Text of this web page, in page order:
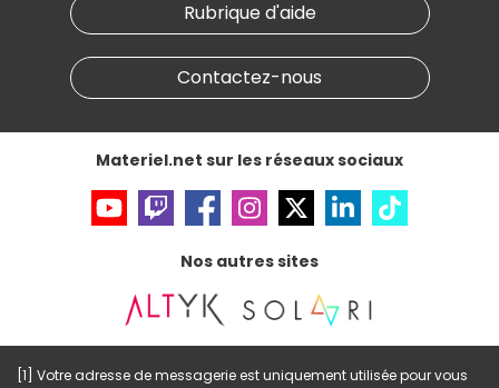
Materiel.net recrute
Notre programme d'affiliation
Partenariat & Sponsoring
Conditions générales de vente
Informations légales
Données personnellesetcookies
Accessibilité : non conforme
Rubrique d'aide
Contactez-nous
Materiel.net sur les réseaux sociaux
Nos autres sites
[1] Votre adresse de messagerie est uniquement utilisée pour vous